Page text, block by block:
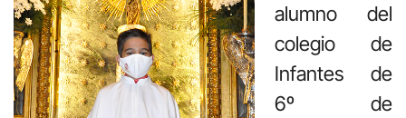
alumno del
colegio de
Infantes de
6º de